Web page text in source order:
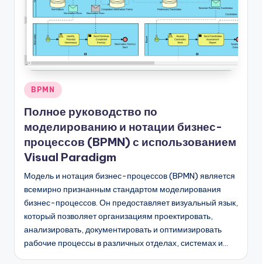
r
&
D
g
it
a
n
si
g
Опубликовано
BPMN
Полное руководство по
моделированию и нотации бизнес-
процессов (BPMN) с использованием
Visual Paradigm
Модель и нотация бизнес-процессов (BPMN) является
всемирно признанным стандартом моделирования
бизнес-процессов. Он предоставляет визуальный язык,
который позволяет организациям проектировать,
анализировать, документировать и оптимизировать
рабочие процессы в различных отделах, системах и…